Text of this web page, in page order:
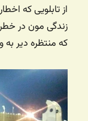
زندگی مون در
که منتظره دیر